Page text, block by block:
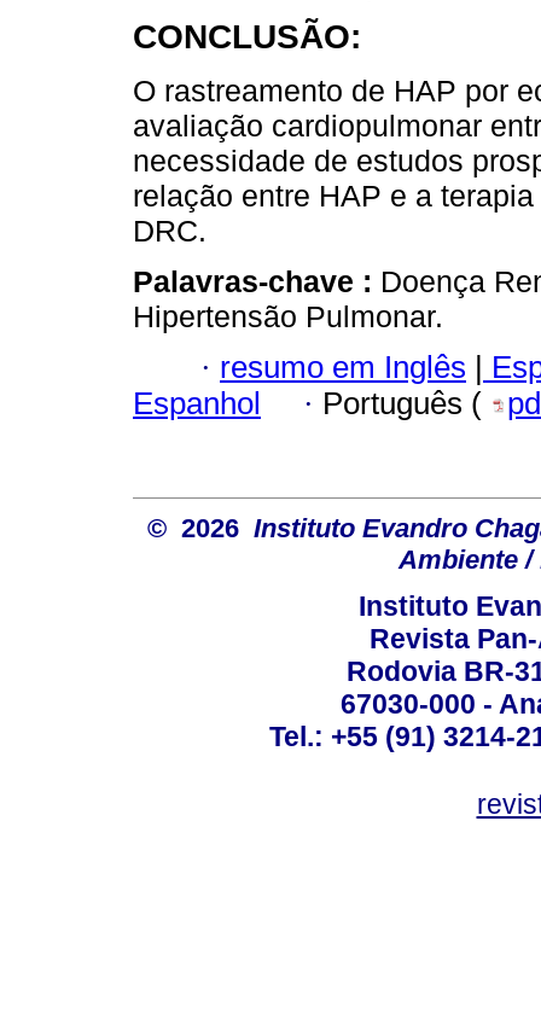
CONCLUSÃO:
O rastreamento de HAP por
avaliação cardiopulmonar
necessidade de estudos
relação entre HAP e a
DRC.
Palavras-chave : Doença
Hipertensão Pulmonar.
· resumo em Inglês
Espanhol
· Português (
© 2026 Instituto Evandro
Ambiente /
Instituto
Revista
Rodovia BR-
67030-000 -
Tel.: +55 (91) 3214-